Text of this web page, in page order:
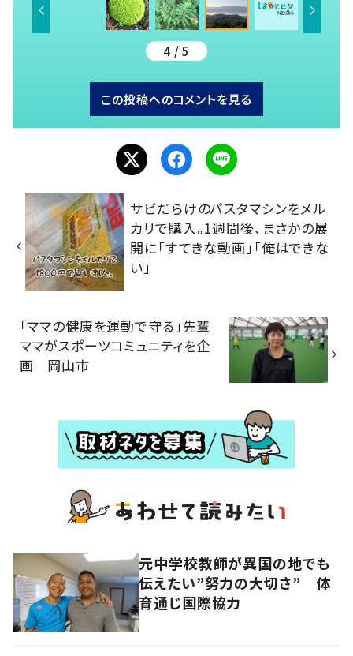
4 / 5
この投稿へのコメントを見る
サビだらけのパスタマシンをメル
カリで購入。1週間後、まさかの展
開に「すてきな動画」「俺はできな
い」
「ママの健康を運動で守る」先輩
ママがスポーツコミュニティを企
画 岡山市
元中学校教師が異国の地でも
伝えたい”努力の大切さ” 体
育通じ国際協力